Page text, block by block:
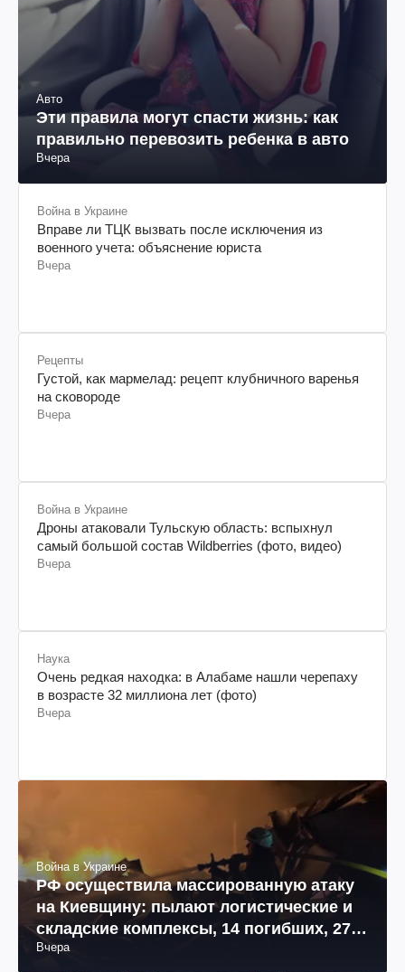
Авто
Эти правила могут спасти жизнь: как
правильно перевозить ребенка в авто
Вчера
Война в Украине
Вправе ли ТЦК вызвать после исключения из
военного учета: объяснение юриста
Вчера
Рецепты
Густой, как мармелад: рецепт клубничного варенья
на сковороде
Вчера
Война в Украине
Дроны атаковали Тульскую область: вспыхнул
самый большой состав Wildberries (фото, видео)
Вчера
Наука
Очень редкая находка: в Алабаме нашли черепаху
в возрасте 32 миллиона лет (фото)
Вчера
Война в Украине
РФ осуществила массированную атаку
на Киевщину: пылают логистические и
складские комплексы, 14 погибших, 27
раненых (фото, видео)
Вчера